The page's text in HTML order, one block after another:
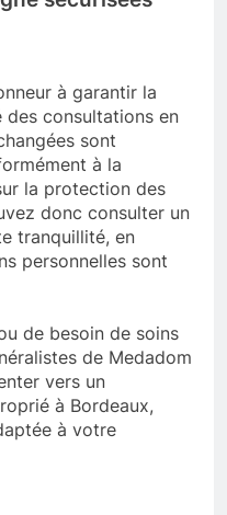
à garantir la
consultations en
sont
à la
la protection des
donc consulter un
tranquillité, en
personnelles sont
de besoin de soins
de Medadom
vers un
à Bordeaux,
à votre